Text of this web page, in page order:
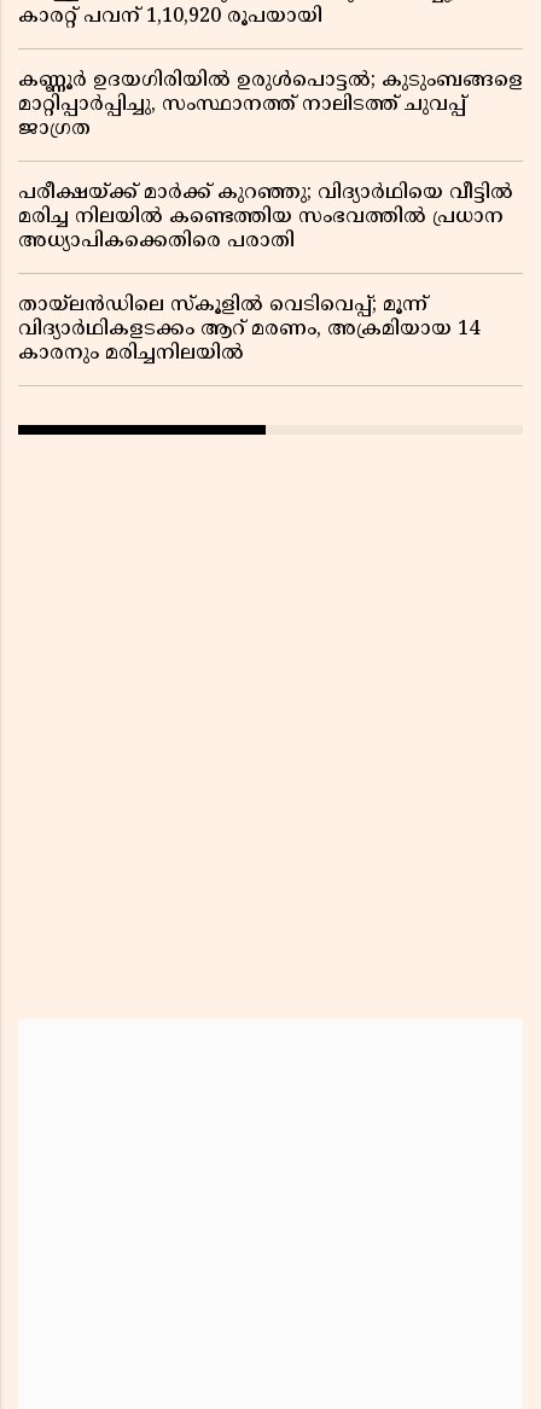
കാരറ്റ് പവന് 1,10,920 രൂപയായി
കണ്ണൂർ ഉദയഗിരിയിൽ ഉരുൾപൊട്ടൽ; കുടുംബങ്ങളെ
മാറ്റിപ്പാർപ്പിച്ചു, സംസ്ഥാനത്ത് നാലിടത്ത് ചുവപ്പ്
ജാഗ്രത
പരീക്ഷയ്ക്ക് മാർക്ക് കുറഞ്ഞു; വിദ്യാർഥിയെ വീട്ടിൽ
മരിച്ച നിലയിൽ കണ്ടെത്തിയ സംഭവത്തിൽ പ്രധാന
അധ്യാപികക്കെതിരെ പരാതി
തായ്‌ലൻഡിലെ സ്‌കൂളിൽ വെടിവെപ്പ്; മൂന്ന്
വിദ്യാർഥികളടക്കം ആറ് മരണം, അക്രമിയായ 14
കാരനും മരിച്ചനിലയിൽ